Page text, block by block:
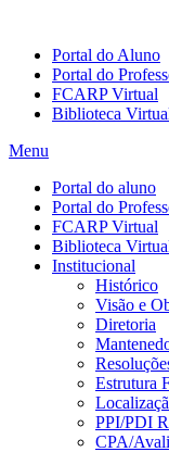
Portal do Aluno
Portal do
FCARP Virtual
Biblioteca
Menu
Portal do aluno
Portal do
FCARP Virtual
Biblioteca
Institucional
Histórico
Visão e
Diretoria
Estrutura
PPI/PDI
CPA/